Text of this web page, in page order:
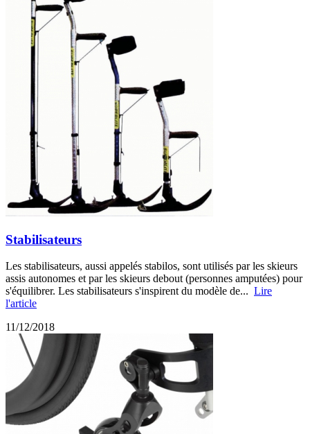
Stabilisateurs
Les stabilisateurs, aussi appelés stabilos, sont utilisés par les skieurs
assis autonomes et par les skieurs debout (personnes amputées) pour
s'équilibrer. Les stabilisateurs s'inspirent du modèle de... Lire
l'article
11/12/2018